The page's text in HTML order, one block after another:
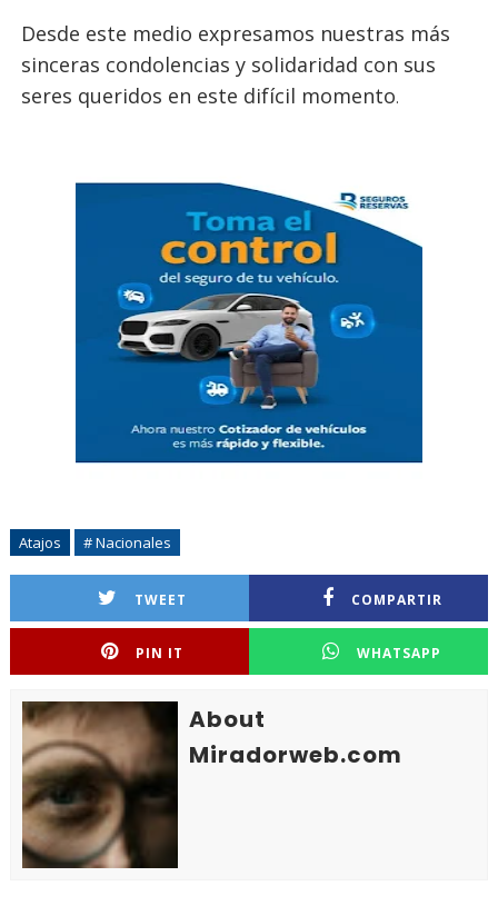
Desde este medio expresamos nuestras más
sinceras condolencias y solidaridad con sus
seres queridos en este difícil momento.
Atajos # Nacionales
TWEET COMPARTIR
PIN IT WHATSAPP
About
Miradorweb.com